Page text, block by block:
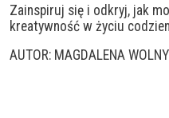
Zainspiruj się i odkryj, jak
kreatywność w życiu
AUTOR: MAGDALENA WOLNY